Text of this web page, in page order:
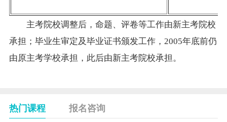
主考院校调整后，命题、评卷等工作由新主考院校
承担； 毕业生审定及毕业证书颁发工作，2005年底前仍
由原主考学校承担，此后由新主考院校承担。
热门课程 报名咨询